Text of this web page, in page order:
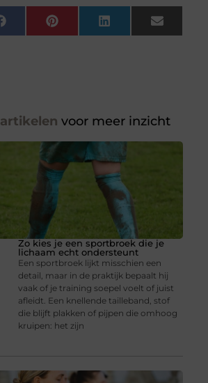
FacebookPinterest LinkedIn Email
artikelen voor meer inzicht
Zo kies je een sportbroek die je
lichaam echt ondersteunt
Een sportbroek lijkt misschien een
detail, maar in de praktijk bepaalt hij
vaak of je training soepel voelt of juist
afleidt. Een knellende tailleband, stof
die blijft plakken of pijpen die omhoog
kruipen: het zijn